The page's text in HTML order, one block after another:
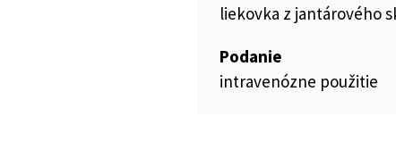
liekovka z jantárového
Podanie
intravenózne použitie